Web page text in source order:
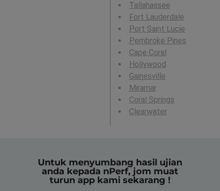
Tallahassee
Fort Lauderdale
Port Saint Lucie
Pembroke Pines
Cape Coral
Hollywood
Gainesville
Miramar
Coral Springs
Clearwater
Untuk menyumbang hasil ujian
anda kepada nPerf, jom muat
turun app kami sekarang !